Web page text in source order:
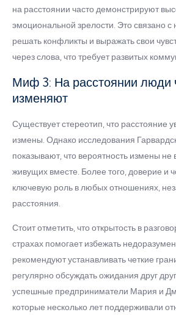
на расстоянии часто демонстрируют
эмоциональной зрелости. Это связано
решать конфликты и выражать свои
через слова, что требует развитых
Миф 3: На расстоянии люди
изменяют
Существует стереотип, что расстояние
измены. Однако исследования
показывают, что вероятность измены
живущих вместе. Более того, доверие и
ключевую роль в любых отношениях,
расстояния.
Стоит отметить, что открытость в
страхах помогает избежать
рекомендуют устанавливать четкие
регулярно обсуждать ожидания друг
успешные предприниматели Мария и
которые несколько лет поддерживали